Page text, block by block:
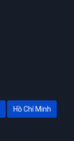
Hồ Chí Minh